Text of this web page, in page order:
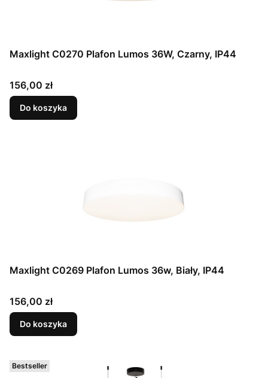
Maxlight C0270 Plafon Lumos 36W, Czarny, IP44
Cena
156,00 zł
Do koszyka
Maxlight C0269 Plafon Lumos 36w, Biały, IP44
Cena
156,00 zł
Do koszyka
Bestseller